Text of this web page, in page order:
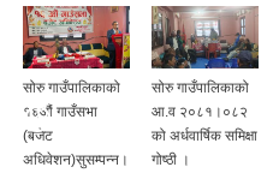
सोरु गाउँपालिकाको
१६औं गाउँसभा
(बजेट
अधिवेशन)सुसम्पन्न।
सोरु गाउँपालिकाको
आ.व २०८१।०८२
को अर्धवार्षिक समिक्षा
गोष्ठी ।